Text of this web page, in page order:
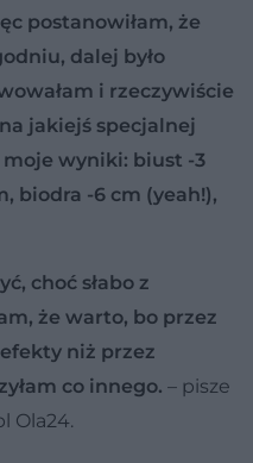
postanowiłam, że
dalej było
i rzeczywiście
jakiejś specjalnej
wyniki: biust -3
biodra -6 cm (yeah!),
choć słabo z
że warto, bo przez
niż przez
co innego. – pisze
Ola24.